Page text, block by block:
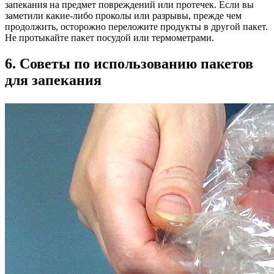
запекания на предмет повреждений или протечек. Если вы
заметили какие-либо проколы или разрывы, прежде чем
продолжить, осторожно переложите продукты в другой пакет.
Не протыкайте пакет посудой или термометрами.
6. Советы по использованию пакетов
для запекания